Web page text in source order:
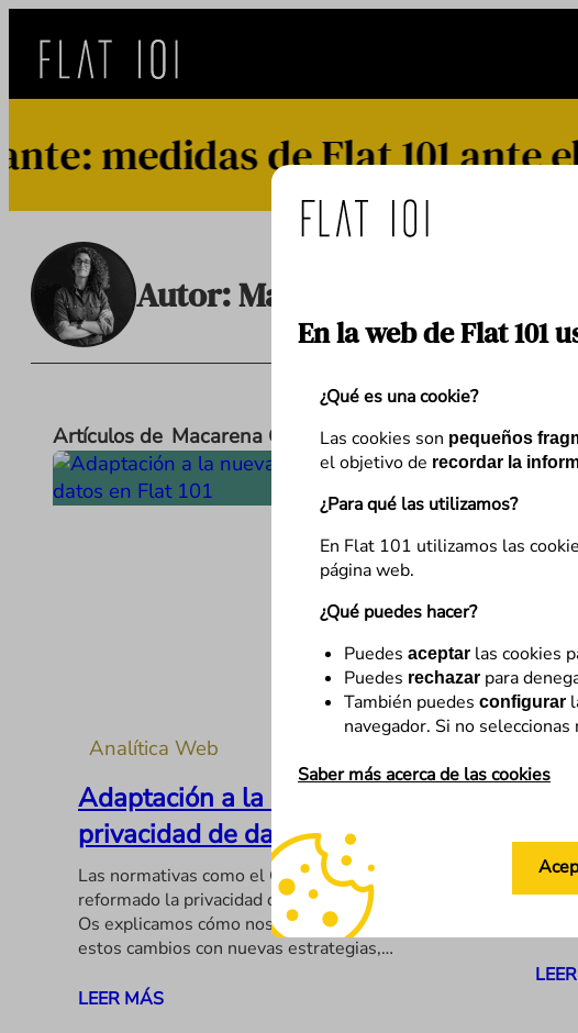
En la web de Flat 101
¿Qué es una cookie?
Las cookies son pequeños
el objetivo de recordar la
¿Para qué las utilizamos?
En Flat 101 utilizamos las
página web.
¿Qué puedes hacer?
Puedes aceptar las cookies
Puedes rechazar para
También puedes configurar
navegador. Si no
Saber más acerca de las cookies
contenido
medidas de Flat 101 ante
Autor:Macarena González
Artículos de Macarena González
Analítica Web
Adaptación a la nueva era de
privacidad de datos en Flat 101
Las normativas como el GDPR y el CCPA han
reformado la privacidad de datos en análisis web.
Os explicamos cómo nos adaptamos en Flat 101 a
estos cambios con nuevas estrategias,…
LEER MÁS
de
Tras